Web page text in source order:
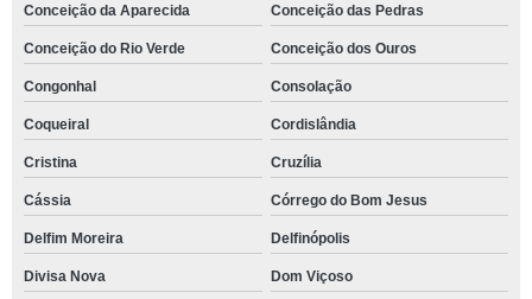
Conceição da Aparecida Conceição das Pedras
Conceição do Rio Verde Conceição dos Ouros
Congonhal Consolação
Coqueiral Cordislândia
Cristina Cruzília
Cássia Córrego do Bom Jesus
Delfim Moreira Delfinópolis
Divisa Nova Dom Viçoso